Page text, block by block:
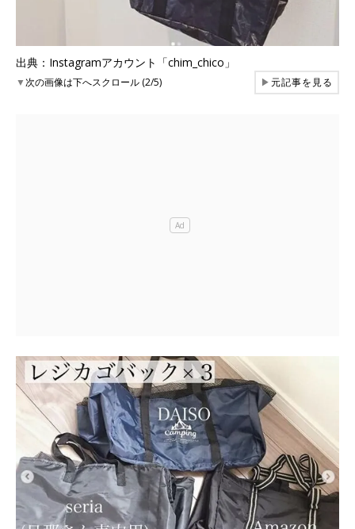
出典：Instagramアカウント「chim_chico」
▼次の画像は下へスクロール (2/5) ▶元記事を見る